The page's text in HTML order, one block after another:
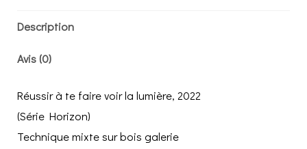
Description
Avis (0)
Réussir à te faire voir la lumière, 2022
(Série Horizon)
Technique mixte sur bois galerie